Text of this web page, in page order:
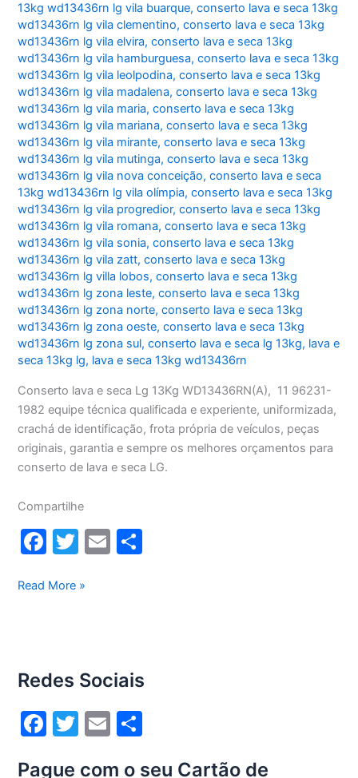
13kg wd13436rn lg vila buarque,conserto lava e seca 13kg
wd13436rn lg vila clementino,conserto lava e seca 13kg
wd13436rn lg vila elvira,conserto lava e seca 13kg
wd13436rn lg vila hamburguesa,conserto lava e seca 13kg
wd13436rn lg vila leolpodina,conserto lava e seca 13kg
wd13436rn lg vila madalena,conserto lava e seca 13kg
wd13436rn lg vila maria,conserto lava e seca 13kg
wd13436rn lg vila mariana,conserto lava e seca 13kg
wd13436rn lg vila mirante,conserto lava e seca 13kg
wd13436rn lg vila mutinga,conserto lava e seca 13kg
wd13436rn lg vila nova conceição,conserto lava e seca
13kg wd13436rn lg vila olímpia,conserto lava e seca 13kg
wd13436rn lg vila progredior,conserto lava e seca 13kg
wd13436rn lg vila romana,conserto lava e seca 13kg
wd13436rn lg vila sonia,conserto lava e seca 13kg
wd13436rn lg vila zatt,conserto lava e seca 13kg
wd13436rn lg villa lobos,conserto lava e seca 13kg
wd13436rn lg zona leste,conserto lava e seca 13kg
wd13436rn lg zona norte,conserto lava e seca 13kg
wd13436rn lg zona oeste,conserto lava e seca 13kg
wd13436rn lg zona sul,conserto lava e seca lg 13kg, lava e
seca 13kg lg, lava e seca 13kg wd13436rn
Conserto lava e seca Lg 13Kg WD13436RN(A), 11 96231-
1982 equipe técnica qualificada e experiente, uniformizada,
crachá de identificação, frota própria de veículos, peças
originais, garantia e sempre os melhores orçamentos para
conserto de lava e seca LG.
Compartilhe
F
c
o
o
k
T
itt
E
Conserto
13Kg
Read More »
Redes Sociais
F
T
E
Pague com o seu Cartão de